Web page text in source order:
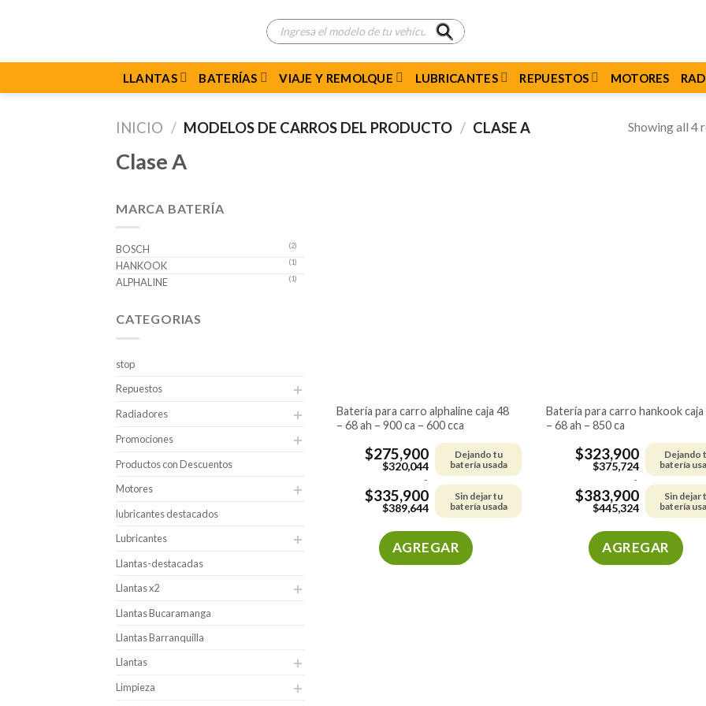
Búsqueda
de
productos
LLANTAS BATERÍAS VIAJE Y REMOLQUE LUBRICANTES REPUESTOS MOTORES
INICIO / MODELOS DE CARROS DEL PRODUCTO / CLASE A Showing all 4
Clase A
MARCA BATERÍA
BOSCH (2)
HANKOOK (1)
ALPHALINE (1)
CATEGORIAS
stop
Repuestos
Radiadores
Promociones
Productos con Descuentos
Motores
lubricantes destacados
Lubricantes
Llantas-destacadas
Llantas x2
Llantas Bucaramanga
Llantas Barranquilla
Llantas
Limpieza
batería para carro alphaline caja 48
– 68 ah – 900 ca – 600 cca
$275,900
$320,044
Dejando tu
batería usada
-
$335,900
$389,644
Sin dejar tu
batería usada
AGREGAR
batería para carro hankook caja 48
– 68 ah – 850 ca
$323,900
$375,724
Dejando
batería
-
$383,900
$445,324
Sin dejar
batería
AGREGAR